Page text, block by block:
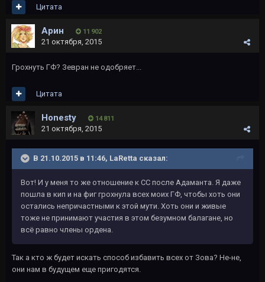
Цитата
Арин 11 902
21 октября, 2015
Грохнуть ГФ? Зевран не одобряет...
Цитата
Honesty 14 811
21 октября, 2015
В 21.10.2015 в 11:46, LaRetta сказал:
Вот! И у меня то же отношение к СС после Адаманта. Я даже
пошла в кип и на фиг грохнула всех моих ГФ, чтобы хоть они
остались непричастными к этой мути. Хоть они и живые
тоже не принимают участия в этом безумном балагане, но
всё равно члены ордена.
Так а кто ж будет искать способ избавить всех от Зова? Не-не,
они нам в будущем еще пригодятся.